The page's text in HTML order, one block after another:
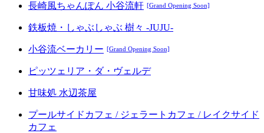
長崎風ちゃんぽん 小谷流軒 [Grand Opening Soon]
鉄板焼・しゃぶしゃぶ 樹々 -JUJU-
小谷流ベーカリー [Grand Opening Soon]
ピッツェリア・ダ・ヴェルデ
甘味処 水辺茶屋
プールサイドカフェ / ジェラートカフェ / レイクサイド
カフェ